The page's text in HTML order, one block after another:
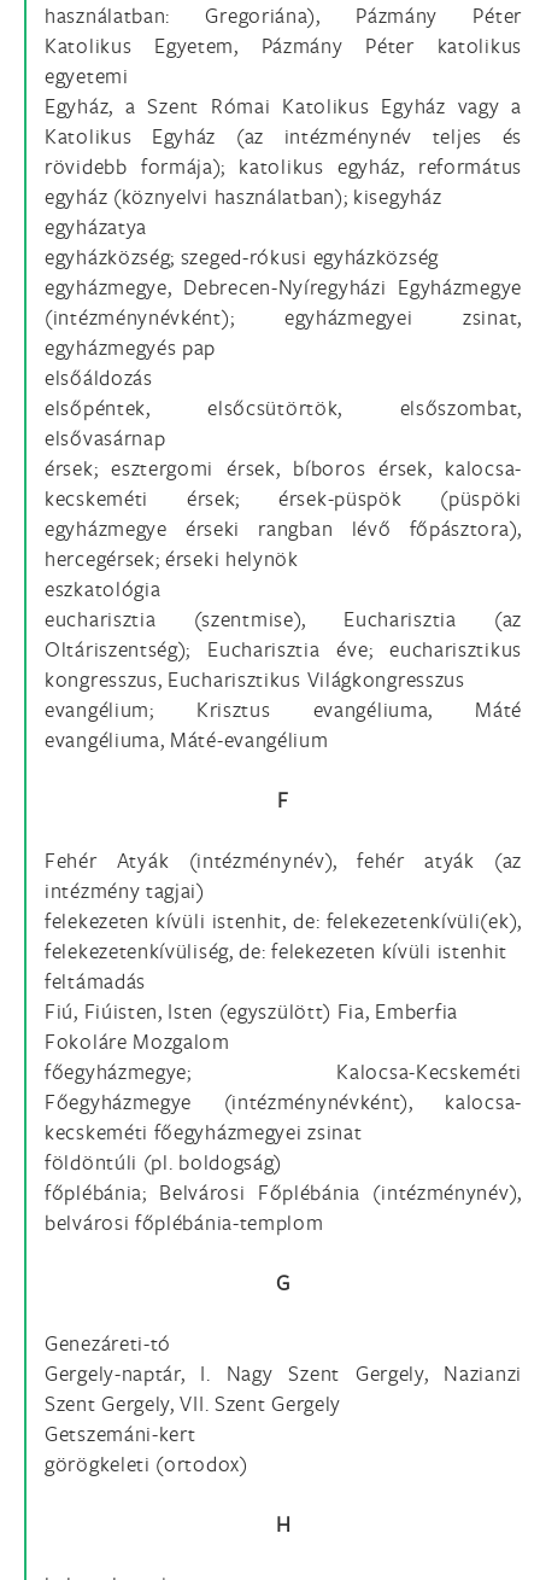
használatban: Gregoriána), Pázmány Péter
Katolikus Egyetem, Pázmány Péter katolikus
egyetemi
Egyház, a Szent Római Katolikus Egyház vagy a
Katolikus Egyház (az intézménynév teljes és
rövidebb formája); katolikus egyház, református
egyház (köznyelvi használatban); kisegyház
egyházatya
egyházközség; szeged-rókusi egyházközség
egyházmegye, Debrecen-Nyíregyházi Egyházmegye
(intézménynévként); egyházmegyei zsinat,
egyházmegyés pap
elsőáldozás
elsőpéntek, elsőcsütörtök, elsőszombat,
elsővasárnap
érsek; esztergomi érsek, bíboros érsek, kalocsa-
kecskeméti érsek; érsek-püspök (püspöki
egyházmegye érseki rangban lévő főpásztora),
hercegérsek; érseki helynök
eszkatológia
eucharisztia (szentmise), Eucharisztia (az
Oltáriszentség); Eucharisztia éve; eucharisztikus
kongresszus, Eucharisztikus Világkongresszus
evangélium; Krisztus evangéliuma, Máté
evangéliuma, Máté-evangélium
F
Fehér Atyák (intézménynév), fehér atyák (az
intézmény tagjai)
felekezeten kívüli istenhit, de: felekezetenkívüli(ek),
felekezetenkívüliség, de: felekezeten kívüli istenhit
feltámadás
Fiú, Fiúisten, Isten (egyszülött) Fia, Emberfia
Fokoláre Mozgalom
főegyházmegye; Kalocsa-Kecskeméti
Főegyházmegye (intézménynévként), kalocsa-
kecskeméti főegyházmegyei zsinat
földöntúli (pl. boldogság)
főplébánia; Belvárosi Főplébánia (intézménynév),
belvárosi főplébánia-templom
G
Genezáreti-tó
Gergely-naptár, I. Nagy Szent Gergely, Nazianzi
Szent Gergely, VII. Szent Gergely
Getszemáni-kert
görögkeleti (ortodox)
H